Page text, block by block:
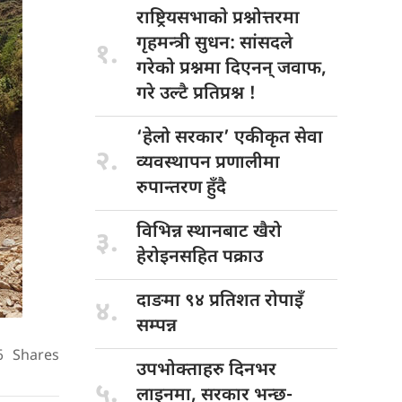
Shares
१.
राष्ट्रियसभाकाे प्रश्नोत्तरमा
गृहमन्त्री सुधन: सांसदले
गरेको प्रश्नमा दिएनन् जवाफ,
गरे उल्टै प्रतिप्रश्न !
२.
‘हेलो सरकार’ एकीकृत सेवा
व्यवस्थापन प्रणालीमा
रुपान्तरण हुँदै
३. विभिन्न स्थानबाटखैरो
हेरोइनसहित पक्राउ
४. दाङमा ९४ प्रतिशत रोपाइँ
सम्पन्न
उपभोक्ताहरु दिनभर
लाइनमा, सरकार भन्छ-